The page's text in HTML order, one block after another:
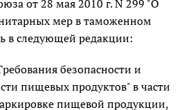
от 28 мая 2010 г. N 299 "О
мер в таможенном
в следующей редакции:
безопасности и
пищевых продуктов" в части
пищевой продукции,